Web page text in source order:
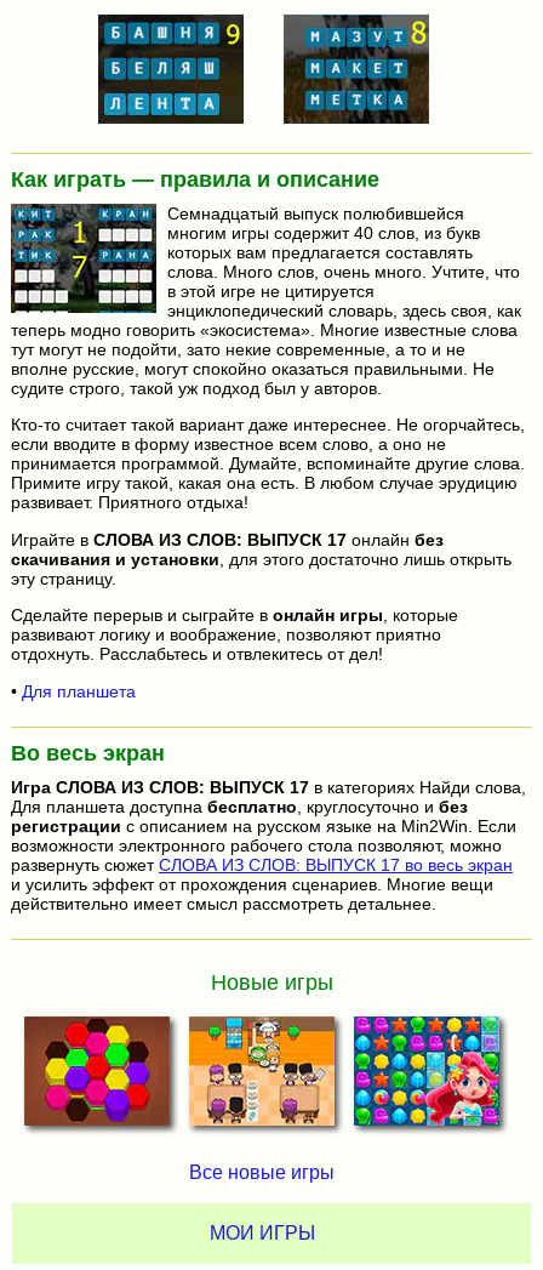
Как играть — правила и описание
Семнадцатый выпуск полюбившейся
многим игры содержит 40 слов, из букв
которых вам предлагается составлять
слова. Много слов, очень много. Учтите, что
в этой игре не цитируется
энциклопедический словарь, здесь своя, как
теперь модно говорить «экосистема». Многие известные слова
тут могут не подойти, зато некие современные, а то и не
вполне русские, могут спокойно оказаться правильными. Не
судите строго, такой уж подход был у авторов.
Кто-то считает такой вариант даже интереснее. Не огорчайтесь,
если вводите в форму известное всем слово, а оно не
принимается программой. Думайте, вспоминайте другие слова.
Примите игру такой, какая она есть. В любом случае эрудицию
развивает. Приятного отдыха!
Играйте в СЛОВА ИЗ СЛОВ: ВЫПУСК 17онлайн без
скачивания и установки , для этого достаточно лишь открыть
эту страницу.
Сделайте перерыв и сыграйте в онлайн игры, которые
развивают логику и воображение, позволяют приятно
отдохнуть. Расслабьтесь и отвлекитесь от дел!
• Для планшета
Во весь экран
Игра СЛОВА ИЗ СЛОВ: ВЫПУСК 17в категориях Найди слова,
Для планшета доступна бесплатно , круглосуточно и без
регистрации с описанием на русском языке на Min2Win. Если
возможности электронного рабочего стола позволяют, можно
развернуть сюжетСЛОВА ИЗ СЛОВ: ВЫПУСК 17 во весь экран
и усилить эффект от прохождения сценариев. Многие вещи
действительно имеет смысл рассмотреть детальнее.
Новые игры
Все новые игры
МОИ ИГРЫ